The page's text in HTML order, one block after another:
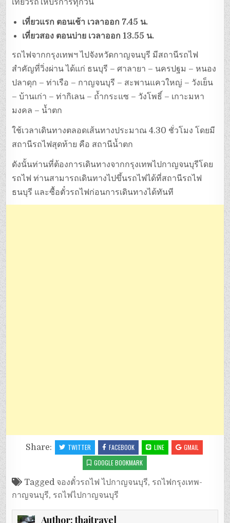
เที่ยวรถให้บริการทุกวัน
เที่ยวแรก ตอนเช้า เวลาออก 7.45 น.
เที่ยวสอง ตอนบ่าย เวลาออก 13.55 น.
รถไฟจากกรุงเทพฯ ไปจังหวัดกาญจนบุรี มีสถานีรถไฟ
สำคัญที่วิ่งผ่าน ได้แก่ ธนบุรี – ศาลายา – นครปฐม – หนอง
ปลาดุก – ท่าเรือ – กาญจนบุรี – สะพานแควใหญ่ – วังเย็น
– บ้านเก่า – ท่ากิเลน – ถ้ำกระแซ – วังโพธิ์ – เกาะมหา
มงคล – น้ำตก
ใช้เวลาเดินทางตลอดเส้นทางประมาณ 4.30 ชั่วโมง โดยมี
สถานีรถไฟสุดท้าย คือ สถานีน้ำตก
ดังนั้นท่านที่ต้องการเดินทางจากกรุงเทพไปกาญจนบุรีโดย
รถไฟ ท่านสามารถเดินทางไปขึ้นรถไฟได้ที่สถานีรถไฟ
ธนบุรี และซื้อตั๋วรถไฟก่อนการเดินทางได้ทันที
Share: TWITTER FACEBOOK LINE
GMAIL
GOOGLE BOOKMARK
Tagged จองตั๋วรถไฟ ไปกาญจนบุรี, รถไฟกรุงเทพ-
กาญจนบุรี, รถไฟไปกาญจนบุรี
Author:thaitravel